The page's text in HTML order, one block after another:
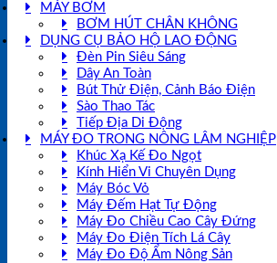
MÁY BƠM
BƠM HÚT CHÂN KHÔNG
DỤNG CỤ BẢO HỘ LAO ĐỘNG
Đèn Pin Siêu Sáng
Dây An Toàn
Bút Thử Điện, Cảnh Báo Điện
Sào Thao Tác
Tiếp Địa Di Động
MÁY ĐO TRONG NÔNG LÂM NGHIỆP
Khúc Xạ Kế Đo Ngọt
Kính Hiển Vi Chuyên Dụng
Máy Bóc Vỏ
Máy Đếm Hạt Tự Động
Máy Đo Chiều Cao Cây Đứng
Máy Đo Điện Tích Lá Cây
Máy Đo Độ Ẩm Nông Sản